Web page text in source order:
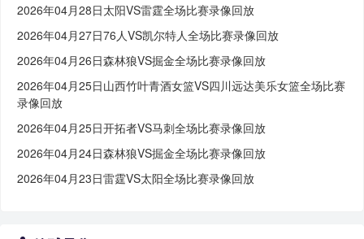
2026年04月28日太阳VS雷霆全场比赛录像回放
2026年04月27日76人VS凯尔特人全场比赛录像回放
2026年04月26日森林狼VS掘金全场比赛录像回放
2026年04月25日山西竹叶青酒女篮VS四川远达美乐女篮全场比赛
录像回放
2026年04月25日开拓者VS马刺全场比赛录像回放
2026年04月24日森林狼VS掘金全场比赛录像回放
2026年04月23日雷霆VS太阳全场比赛录像回放